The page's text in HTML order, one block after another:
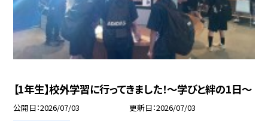
【1年生】校外学習に行ってきました！～学びと絆の1日～
公開日 2026/07/03 更新日 2026/07/03